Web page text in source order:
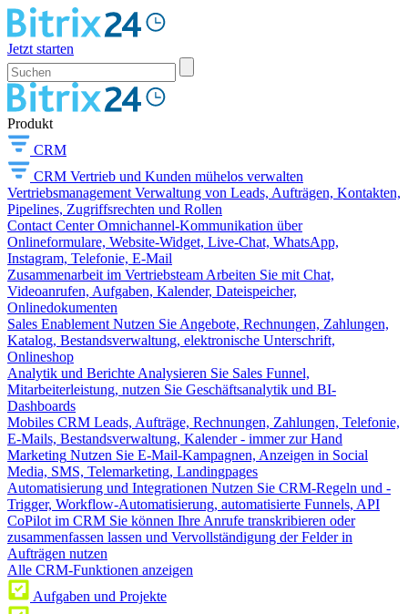
Jetzt starten
Produkt
CRM
CRM Vertrieb und Kunden mühelos verwalten
Vertriebsmanagement Verwaltung von Leads, Aufträgen, Kontakten,
Pipelines, Zugriffsrechten und Rollen
Contact Center Omnichannel-Kommunikation über
Onlineformulare, Website-Widget, Live-Chat, WhatsApp,
Instagram, Telefonie, E-Mail
Zusammenarbeit im Vertriebsteam Arbeiten Sie mit Chat,
Videoanrufen, Aufgaben, Kalender, Dateispeicher,
Onlinedokumenten
Sales Enablement Nutzen Sie Angebote, Rechnungen, Zahlungen,
Katalog, Bestandsverwaltung, elektronische Unterschrift,
Onlineshop
Analytik und Berichte Analysieren Sie Sales Funnel,
Mitarbeiterleistung, nutzen Sie Geschäftsanalytik und BI-
Dashboards
Mobiles CRM Leads, Aufträge, Rechnungen, Zahlungen, Telefonie,
E-Mails, Bestandsverwaltung, Kalender - immer zur Hand
Marketing Nutzen Sie E-Mail-Kampagnen, Anzeigen in Social
Media, SMS, Telemarketing, Landingpages
Automatisierung und Integrationen Nutzen Sie CRM-Regeln und -
Trigger, Workflow-Automatisierung, automatisierte Funnels, API
CoPilot im CRM Sie können Ihre Anrufe transkribieren oder
zusammenfassen lassen und Vervollständigung der Felder in
Aufträgen nutzen
Alle CRM-Funktionen anzeigen
Aufgaben und Projekte